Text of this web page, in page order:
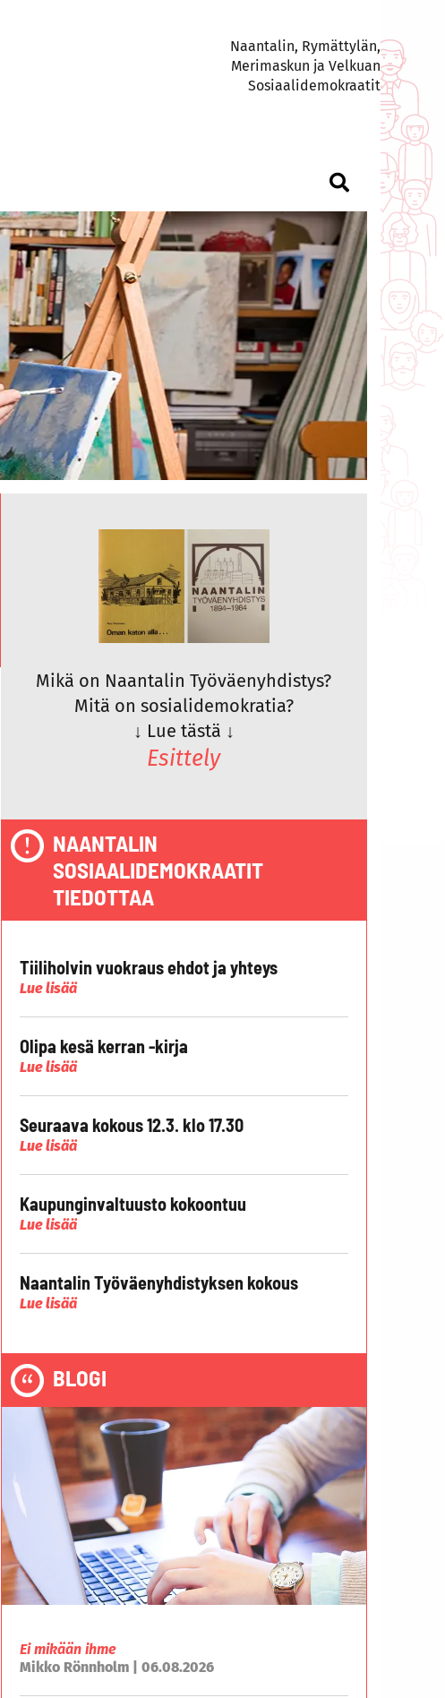
Naantalin, Rymättylän,
Merimaskun ja Velkuan
Sosiaalidemokraatit
Mikä on Naantalin Työväenyhdistys?
Mitä on sosialidemokratia?
↓ Lue tästä ↓
Esittely
NAANTALIN
SOSIAALIDEMOKRAATIT
TIEDOTTAA
Tiiliholvin vuokraus ehdot ja yhteys
Lue lisää
Olipa kesä kerran -kirja
Lue lisää
Seuraava kokous 12.3. klo 17.30
Lue lisää
Kaupunginvaltuusto kokoontuu
Lue lisää
Naantalin Työväenyhdistyksen kokous
Lue lisää
BLOGI
Ei mikään ihme
Mikko Rönnholm | 06.08.2026